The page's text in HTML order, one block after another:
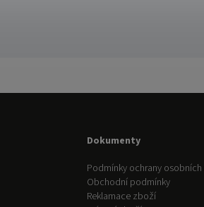
Dokumenty
Podmínky ochrany osobních
Obchodní podmínky
Reklamace zboží